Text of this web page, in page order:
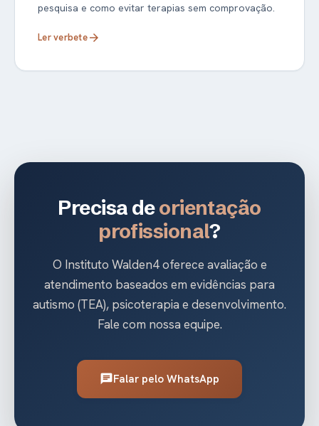
pesquisa e como evitar terapias sem comprovação.
Ler verbetearrow_forward
Precisa deorientação
profissional?
O Instituto Walden4 oferece avaliação e
atendimento baseados em evidências para
autismo (TEA), psicoterapia e desenvolvimento.
Fale com nossa equipe.
chatFalar pelo WhatsApp